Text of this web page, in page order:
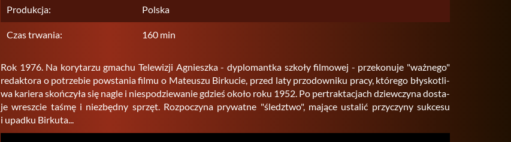
Produkcja: Polska
Czas trwania: 160 min
Rok 1976. Na ko­ry­ta­rzu gma­chu Te­le­wi­zji Agniesz­ka - dy­plo­mant­ka szko­ły fil­mo­wej - prze­ko­nu­je "waż­ne­go"
re­dak­to­ra o po­trze­bie po­wsta­nia filmu o Ma­te­uszu Bir­ku­cie, przed laty przo­dow­ni­ku pracy, któ­re­go bły­sko­tli­
wa ka­rie­ra skoń­czy­ła się nagle i nie­spo­dzie­wa­nie gdzieś około roku 1952. Po per­trak­ta­cjach dziew­czy­na do­sta­
je wresz­cie taśmę i nie­zbęd­ny sprzęt. Roz­po­czy­na pry­wat­ne "śledz­two", ma­ją­ce usta­lić przy­czy­ny suk­ce­su
i upad­ku Bir­ku­ta...